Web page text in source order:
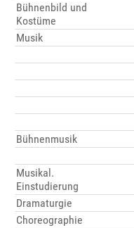
Bühnenbild und
Kostüme
Musik
Bühnenmusik
Musikal.
Einstudierung
Dramaturgie
Choreographie